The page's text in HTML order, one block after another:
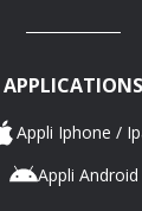
APPLICATIONS
Appli Iphone /
Appli Android